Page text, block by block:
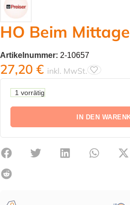
HO Beim
Artikelnummer: 2-10657
27,20 € inkl. MwSt.
1 vorrätig
IN DEN